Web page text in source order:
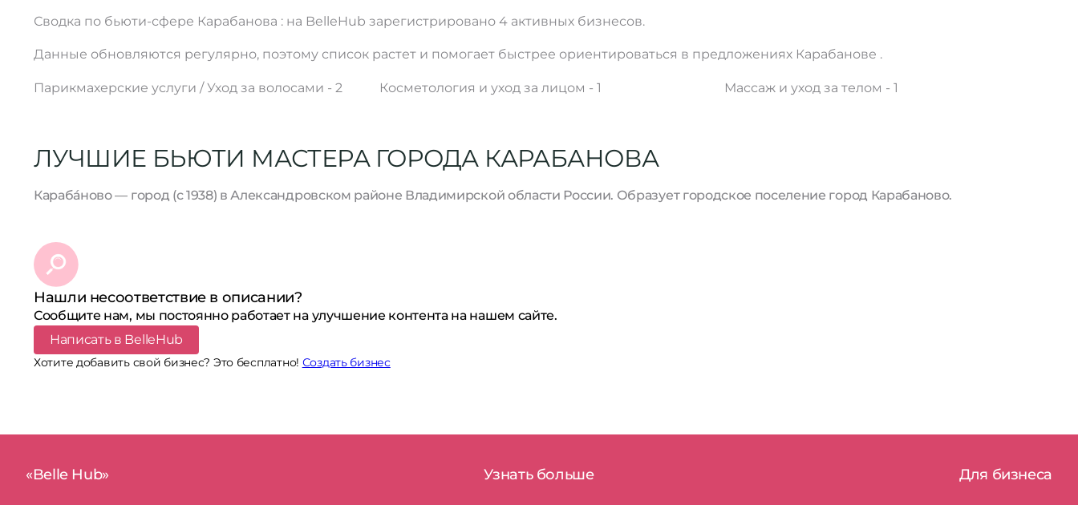
Сводка по бьюти-сфере Карабанова : на BelleHub зарегистрировано 4 активных бизнесов.
Данные обновляются регулярно, поэтому список растет и помогает быстрее ориентироваться в предложениях Карабанове .
Парикмахерские услуги / Уход за волосами - 2 Косметология и уход за лицом - 1 Массаж и уход за телом - 1
ЛУЧШИЕ БЬЮТИ МАСТЕРА ГОРОДА КАРАБАНОВА
Караба́ново — город (с 1938) в Александровском районе Владимирской области России. Образует городское поселение город Карабаново.
Нашли несоответствие в описании?
Сообщите нам, мы постоянно работает на улучшение контента на нашем сайте.
Написать в BelleHub
Хотите добавить свой бизнес? Это бесплатно! Создать бизнес
«Belle Hub» Узнать больше Для бизнеса